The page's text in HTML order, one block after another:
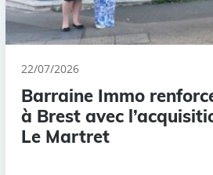
22/07/2026
Barraine Immo
à Brest avec
Le Martret